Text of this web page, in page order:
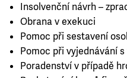
Insolvenční návrh –
Obrana v exekuci
Pomoc při sestavení
Pomoc při vyjednávání
Poradenství v případě